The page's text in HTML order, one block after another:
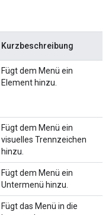
Kurzbeschreibung
Fügt dem Menü ein
Element hinzu.
Fügt dem Menü ein
visuelles Trennzeichen
hinzu.
Fügt dem Menü ein
Untermenü hinzu.
Fügt das Menü in die